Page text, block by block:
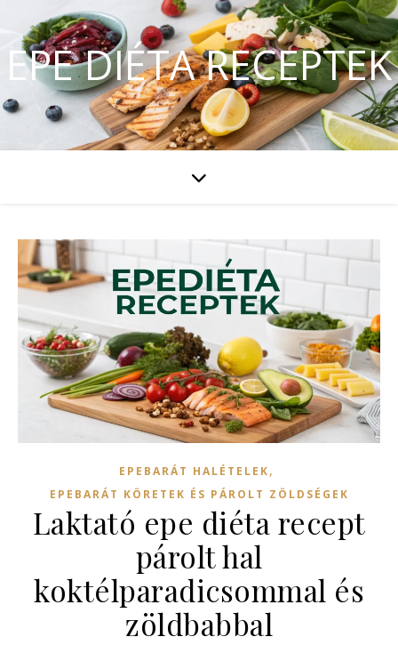
EPE DIÉTA RECEPTEK
EPEBARÁT HALÉTELEK,
EPEBARÁT KÖRETEK ÉS PÁROLT ZÖLDSÉGEK
Laktató epe diéta recept
párolt hal
koktélparadicsommal és
zöldbabbal